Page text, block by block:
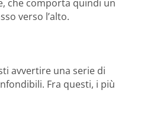
che comporta quindi un
verso l’alto.
avvertire una serie di
Fra questi, i più